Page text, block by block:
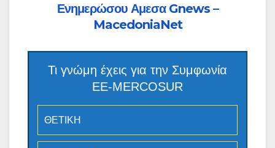
Ενημερώσου Αμεσα Gnews –
MacedoniaNet
Τι γνώμη έχεις για την Συμφωνία
ΕΕ-MERCOSUR
ΘΕΤΙΚΗ